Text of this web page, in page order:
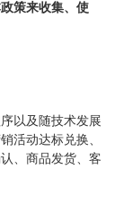
策来收集、使
以及随技术发展
活动达标兑换、
、商品发货、客